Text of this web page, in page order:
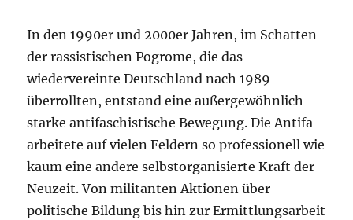
In den 1990er und 2000er Jahren, im Schatten
der rassistischen Pogrome, die das
wiedervereinte Deutschland nach 1989
überrollten, entstand eine außergewöhnlich
starke antifaschistische Bewegung. Die Antifa
arbeitete auf vielen Feldern so professionell wie
kaum eine andere selbstorganisierte Kraft der
Neuzeit. Von militanten Aktionen über
politische Bildung bis hin zur Ermittlungsarbeit